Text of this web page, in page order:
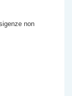
non